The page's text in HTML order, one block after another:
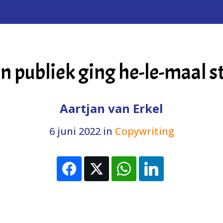
publiek ging he-le-maal
Aartjan van Erkel
6 juni 2022in Copywriting